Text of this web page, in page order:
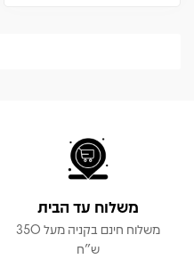
משלוח עד הבית
משלוח חינם בקניה מעל 350
ש"ח